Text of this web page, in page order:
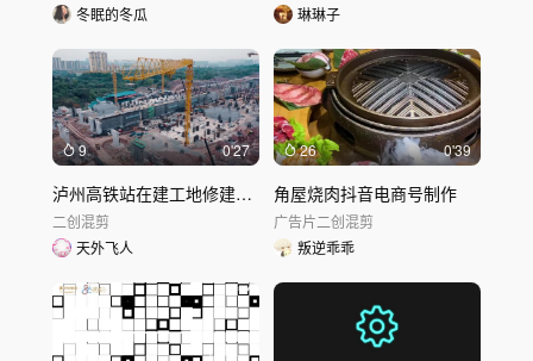
冬眠的冬瓜
琳琳子
9 0'27
泸州高铁站在建工地修建航拍
二创混剪
天外飞人
26 0'39
角屋烧肉抖音电商号制作
广告片二创混剪
叛逆乖乖